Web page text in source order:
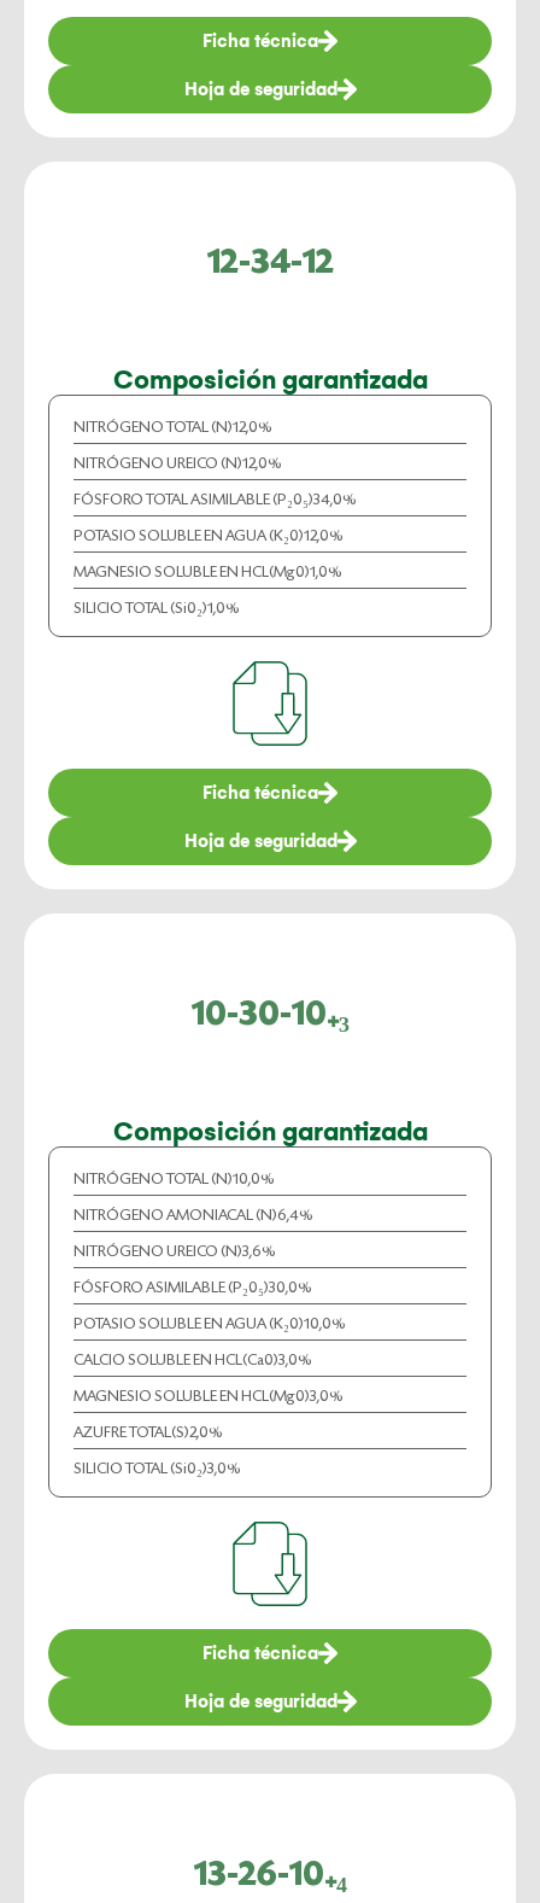
Ficha técnica
Hoja de seguridad
12-34-12
Composición garantizada
NITRÓGENO TOTAL (N)12,0%
NITRÓGENO UREICO (N)12,0%
FÓSFORO TOTAL ASIMILABLE (P₂0₅)34,0%
POTASIO SOLUBLE EN AGUA (K₂0)12,0%
MAGNESIO SOLUBLE EN HCL(Mg0)1,0%
SILICIO TOTAL (Si0₂)1,0%
Ficha técnica
Hoja de seguridad
10-30-10₊₃
Composición garantizada
NITRÓGENO TOTAL (N)10,0%
NITRÓGENO AMONIACAL (N)6,4%
NITRÓGENO UREICO (N)3,6%
FÓSFORO ASIMILABLE (P₂0₅)30,0%
POTASIO SOLUBLE EN AGUA (K₂0)10,0%
CALCIO SOLUBLE EN HCL(Ca0)3,0%
MAGNESIO SOLUBLE EN HCL(Mg0)3,0%
AZUFRE TOTAL(S)2,0%
SILICIO TOTAL (Si0₂)3,0%
Ficha técnica
Hoja de seguridad
13-26-10₊₄